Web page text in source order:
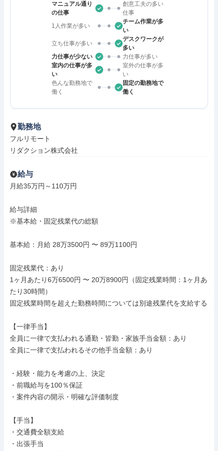
マニュアル通り
の仕事
創意工夫の多い
仕事
1人作業が多い
チーム作業が多
い
立ち仕事が多い
デスクワークが
多い
力仕事が少ない
力仕事が多い
室内の仕事が多
い
室外の仕事が多
い
色んな勤務地で
働く
固定の勤務地で
働く
勤務地
フルリモート
リダクション株式会社
給与
月給35万円～110万円
給与詳細
※基本給・固定残業代の総額
基本給：月給 28万3500円 〜 89万1100円
固定残業代：あり
1ヶ月あたり6万6500円 〜 20万8900円（固定残業時間：1ヶ月あ
たり30時間）
固定残業時間を超えた勤務時間については別途残業代を支給する
【一律手当】
全員に一律で支払われる通勤・皆勤・家族手当金額：あり
全員に一律で支払われるその他手当金額：あり
・経験・能力を考慮の上、決定
・前職給与を100％保証
・案件内容の開示・明確な評価制度
【手当】
・交通費全額支給
・出張手当